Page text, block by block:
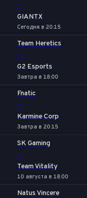
-
GIANTX
Сегодня в 20:15
Team Heretics
-
G2 Esports
Завтра в 18:00
Fnatic
-
Karmine Corp
Завтра в 20:15
SK Gaming
-
Team Vitality
10 августа в 18:00
Natus Vincere